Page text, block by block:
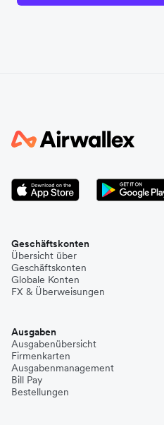
Geschäftskonten
Übersicht über
Geschäftskonten
Globale Konten
FX & Überweisungen
Ausgaben
Ausgabenübersicht
Firmenkarten
Ausgabenmanagement
Bill Pay
Bestellungen